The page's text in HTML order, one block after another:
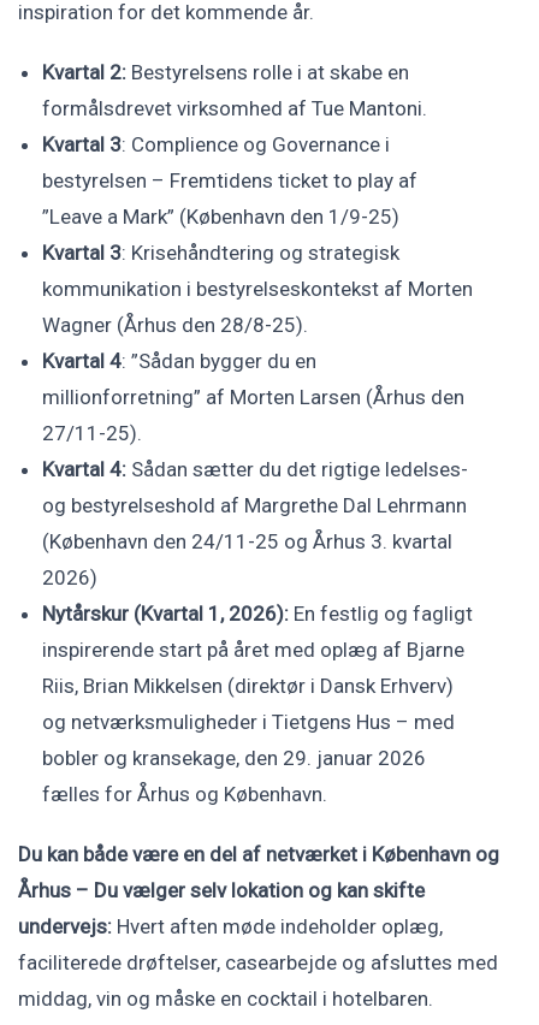
inspiration for det kommende år.
Kvartal 2: Bestyrelsens rolle i at skabe en
formålsdrevet virksomhed af Tue Mantoni.
Kvartal 3: Complience og Governance i
bestyrelsen – Fremtidens ticket to play af
”Leave a Mark” (København den 1/9-25)
Kvartal 3: Krisehåndtering og strategisk
kommunikation i bestyrelseskontekst af Morten
Wagner (Århus den 28/8-25).
Kvartal 4: ”Sådan bygger du en
millionforretning” af Morten Larsen (Århus den
27/11-25).
Kvartal 4: Sådan sætter du det rigtige ledelses-
og bestyrelseshold af Margrethe Dal Lehrmann
(København den 24/11-25 og Århus 3. kvartal
2026)
Nytårskur (Kvartal 1, 2026): En festlig og fagligt
inspirerende start på året med oplæg af Bjarne
Riis, Brian Mikkelsen (direktør i Dansk Erhverv)
og netværksmuligheder i Tietgens Hus – med
bobler og kransekage, den 29. januar 2026
fælles for Århus og København.
Du kan både være en del af netværket i København og
Århus – Du vælger selv lokation og kan skifte
undervejs: Hvert aften møde indeholder oplæg,
faciliterede drøftelser, casearbejde og afsluttes med
middag, vin og måske en cocktail i hotelbaren.